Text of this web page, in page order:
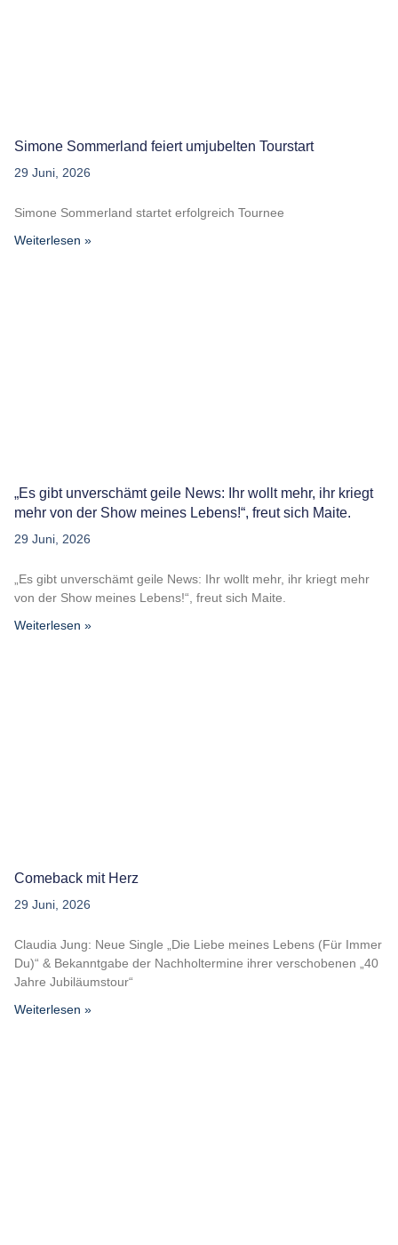
Simone Sommerland feiert umjubelten Tourstart
29 Juni, 2026
Simone Sommerland startet erfolgreich Tournee
Weiterlesen »
„Es gibt unverschämt geile News: Ihr wollt mehr, ihr kriegt
mehr von der Show meines Lebens!“, freut sich Maite.
29 Juni, 2026
„Es gibt unverschämt geile News: Ihr wollt mehr, ihr kriegt mehr
von der Show meines Lebens!“, freut sich Maite.
Weiterlesen »
Comeback mit Herz
29 Juni, 2026
Claudia Jung: Neue Single „Die Liebe meines Lebens (Für Immer
Du)“ & Bekanntgabe der Nachholtermine ihrer verschobenen „40
Jahre Jubiläumstour“
Weiterlesen »